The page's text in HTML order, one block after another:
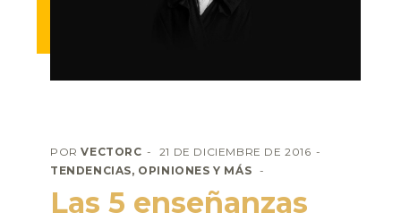
PORVECTORC
21 DE DICIEMBRE DE 2016
TENDENCIAS, OPINIONES Y MÁS
Las 5 enseñanzas